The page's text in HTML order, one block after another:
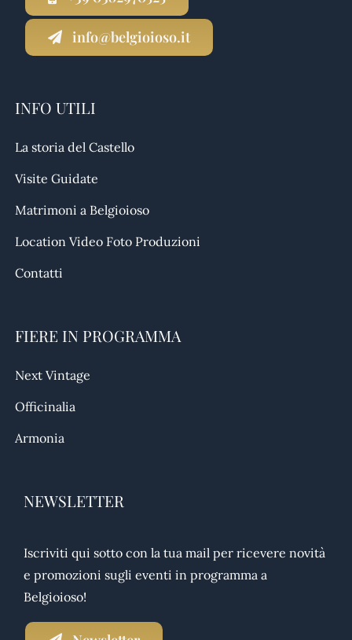
info@belgioioso.it
INFO UTILI
La storia del Castello
Visite Guidate
Matrimoni a Belgioioso
Location Video Foto Produzioni
Contatti
FIERE IN PROGRAMMA
Next Vintage
Officinalia
Armonia
NEWSLETTER
Iscriviti qui sotto con la tua mail per ricevere novità
e promozioni sugli eventi in programma a
Belgioioso!